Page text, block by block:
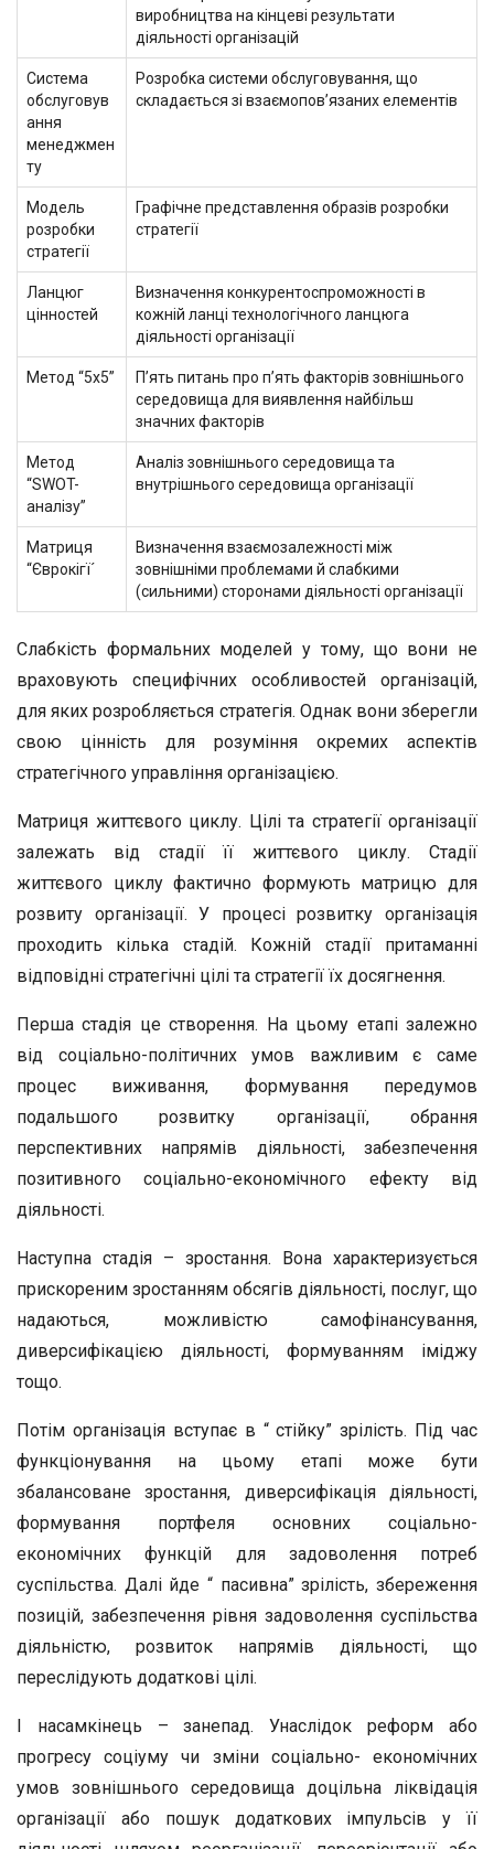
виробництва на кінцеві результати
діяльності організацій
Система
обслуговув
ання
менеджмен
ту
Розробка системи обслуговування, що
складається зі взаємопов’язаних елементів
Модель
розробки
стратегії
Графічне представлення образів розробки
стратегії
Ланцюг
цінностей
Визначення конкурентоспроможності в
кожній ланці технологічного ланцюга
діяльності організації
Метод “5х5”
П’ять питань про п’ять факторів зовнішнього
середовища для виявлення найбільш
значних факторів
Метод
“SWOT-
аналізу”
Аналіз зовнішнього середовища та
внутрішнього середовища організації
Матриця
“Єврокігї´
Визначення взаємозалежності між
зовнішніми проблемами й слабкими
(сильними) сторонами діяльності організації
Слабкість формальних моделей у тому, що вони не
враховують специфічних особливостей організацій,
для яких розробляється стратегія. Однак вони зберегли
свою цінність для розуміння окремих аспектів
стратегічного управління організацією.
Матриця життєвого циклу. Цілі та стратегії організації
залежать від стадії її життєвого циклу. Стадії
життєвого циклу фактично формують матрицю для
розвиту організації. У процесі розвитку організація
проходить кілька стадій. Кожній стадії притаманні
відповідні стратегічні цілі та стратегії їх досягнення.
Перша стадія це створення. На цьому етапі залежно
від соціально-політичних умов важливим є саме
процес виживання, формування передумов
подальшого розвитку організації, обрання
перспективних напрямів діяльності, забезпечення
позитивного соціально-економічного ефекту від
діяльності.
Наступна стадія – зростання. Вона характеризується
прискореним зростанням обсягів діяльності, послуг, що
надаються, можливістю самофінансування,
диверсифікацією діяльності, формуванням іміджу
тощо.
Потім організація вступає в “ стійку” зрілість. Під час
функціонування на цьому етапі може бути
збалансоване зростання, диверсифікація діяльності,
формування портфеля основних соціально-
економічних функцій для задоволення потреб
суспільства. Далі йде “ пасивна” зрілість, збереження
позицій, забезпечення рівня задоволення суспільства
діяльністю, розвиток напрямів діяльності, що
переслідують додаткові цілі.
І насамкінець – занепад. Унаслідок реформ або
прогресу соціуму чи зміни соціально- економічних
умов зовнішнього середовища доцільна ліквідація
організації або пошук додаткових імпульсів у її